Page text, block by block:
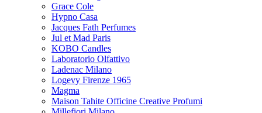
Grace Cole
Hypno Casa
Jacques Fath Perfumes
Jul et Mad Paris
KOBO Candles
Laboratorio Olfattivo
Ladenac Milano
Logevy Firenze 1965
Magma
Maison Tahite Officine Creative Profumi